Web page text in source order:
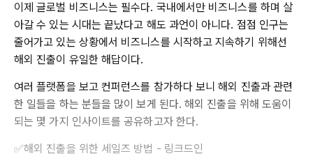
이제 글로벌 비즈니스는 필수다. 국내에서만 비즈니스를 하며 살
아갈 수 있는 시대는 끝났다고 해도 과언이 아니다. 점점 인구는
줄어가고 있는 상황에서 비즈니스를 시작하고 지속하기 위해선
해외 진출이 유일한 해답이다.
여러 플랫폼을 보고 컨퍼런스를 참가하다 보니 해외 진출과 관련
한 일들을 하는 분들을 많이 보게 된다. 해외 진출을 위해 도움이
되는 몇 가지 인사이트를 공유하고자 한다.
✅해외 진출을 위한 세일즈 방법 - 링크드인